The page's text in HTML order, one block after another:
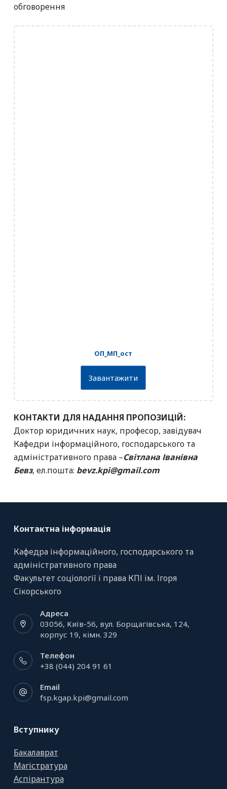
обговорення
ОП_МП_ост
Завантажити
КОНТАКТИ ДЛЯ НАДАННЯ ПРОПОЗИЦІЙ:
Доктор юридичних наук, професор, завідувач
Кафедри інформаційного, господарського та
адміністративного права –Світлана Іванівна
Бевз, ел.пошта: bevz.kpi@gmail.com
Контактна інформація
Кафедра інформаційного, господарського та
адміністративного права
Факультет соціології і права КПІ ім. Ігоря
Сікорського
Адреса
03056, Київ-56, вул. Борщагівська, 124,
корпус 19, кiмн. 329
Телефон
+38 (044) 204 91 61
Email
fsp.kgap.kpi@gmail.com
Вступнику
Бакалаврат
Магістратура
Аспірантура